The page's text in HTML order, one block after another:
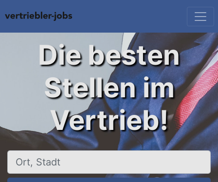
Die besten
Stellen im
Vertrieb!
Ort, Stadt